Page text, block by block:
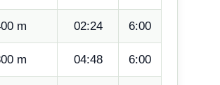
m 02:24 6:00
m 04:48 6:00